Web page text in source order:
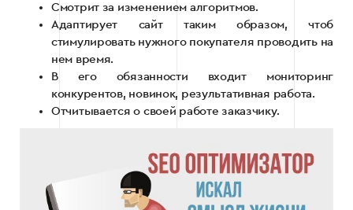
Смотрит за изменением алгоритмов.
Адаптирует сайт таким образом, чтоб
стимулировать нужного покупателя проводить на
нем время.
В его обязанности входит мониторинг
конкурентов, новинок, результативная работа.
Отчитывается о своей работе заказчику.